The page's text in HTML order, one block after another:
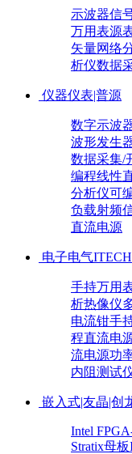
示波器信
万用表源
矢量网络
析仪数据
仪器仪表|普源
数字示波
波形发生
数据采集/
编程线性
分析仪可
负载射频
直流电源
电子电气
手持万用
析热像仪
电流钳手
程直流电
流电源功
内阻测试
嵌入式|友晶|创
Intel
Stratix母板